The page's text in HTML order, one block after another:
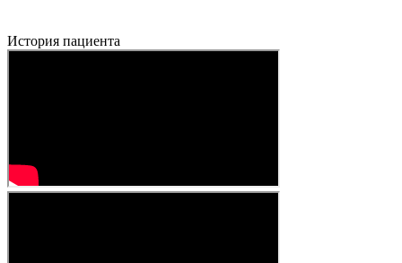
История пациента